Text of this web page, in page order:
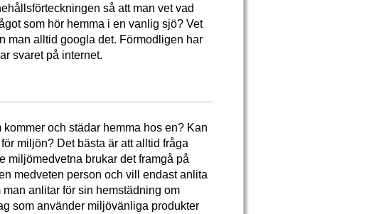
så att man vet vad
som hör hemma i en vanlig sjö? Vet
man alltid googla det. Förmodligen har
svaret på internet.
och städar hemma hos en? Kan
miljön? Det bästa är att alltid fråga
miljömedvetna brukar det framgå på
medveten person och vill endast anlita
anlitar för sin hemstädning om
som använder miljövänliga produkter